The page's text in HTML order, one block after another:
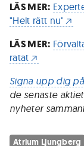
LÄS MER:
"Helt rätt nu"
LÄS MER:
ratat
Signa upp dig
de senaste
nyheter
Atrium Ljungberg